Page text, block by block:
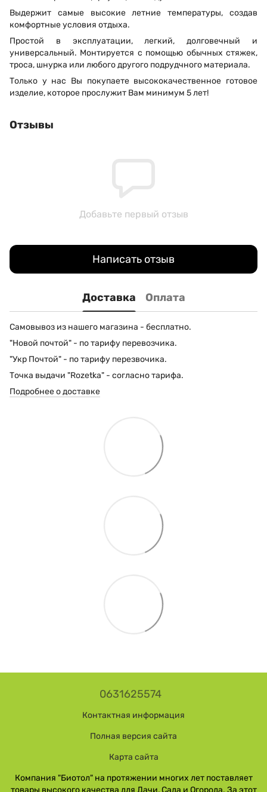
Выдержит самые высокие летние температуры, создав
комфортные условия отдыха.
Простой в эксплуатации, легкий, долговечный и
универсальный. Монтируется с помощью обычных стяжек,
троса, шнурка или любого другого подрудчного материала.
Только у нас Вы покупаете высококачественное готовое
изделие, которое прослужит Вам минимум 5 лет!
Отзывы
Добавьте первый отзыв
Написать отзыв
Доставка Оплата
Самовывоз из нашего магазина - бесплатно.
"Новой почтой" - по тарифу перевозчика.
"Укр Почтой" - по тарифу перезвочика.
Точка выдачи "Rozetka" - согласно тарифа.
Подробнее о доставке
0631625574
Контактная информация
Полная версия сайта
Карта сайта
Компания "Биотол" на протяжении многих лет поставляет